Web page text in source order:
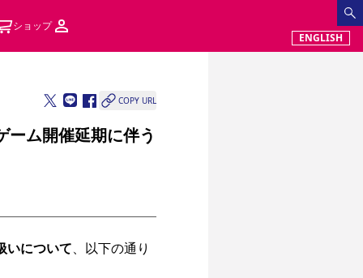
ショップ
ENGLISH
COPY URL
ーム開催延期に伴う
いについて、以下の通り